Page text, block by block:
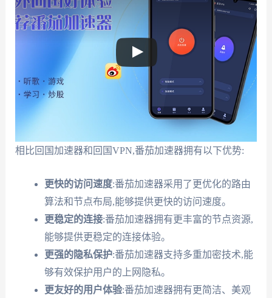
相比回国加速器和回国VPN,番茄加速器拥有以下优势:
更快的访问速度:番茄加速器采用了更优化的路由
算法和节点布局,能够提供更快的访问速度。
更稳定的连接:番茄加速器拥有更丰富的节点资源,
能够提供更稳定的连接体验。
更强的隐私保护:番茄加速器支持多重加密技术,能
够有效保护用户的上网隐私。
更友好的用户体验:番茄加速器拥有更简洁、美观